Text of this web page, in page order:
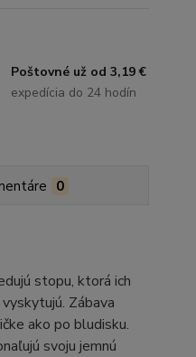
Poštovné už od 3,19 €
expedícia do 24 hodín
0
stopu, ktorá ich
Zábava
ako po bludisku.
svoju jemnú